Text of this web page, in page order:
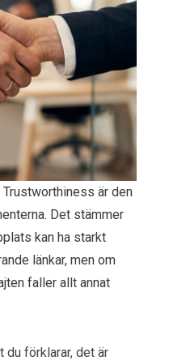
är den
Det stämmer
kan ha starkt
länkar, men om
faller allt annat
du förklarar, det är